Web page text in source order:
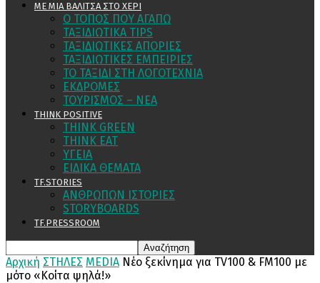
ΜΕ ΜΙΑ ΒΑΛΙΤΣΑ ΣΤΟ ΧΕΡΙ
Ο ΤΟΠΟΣ ΠΟΥ ΑΓΑΠΩ
ΤΑΞΙΔΙΩΤΙΚΑ TIPS
ΤΑΞΙΔΙΩΤΙΚΕΣ ΑΠΟΡΙΕΣ
ΤΑΞΙΔΙΩΤΙΚΕΣ ΕΜΠΕΙΡΙΕΣ
ΤΟ ΤΑΞΙΔΙ ΣΤΗ ΛΟΓΟΤΕΧΝΙΑ
ΕΚΔΡΟΜΕΣ
ΤΟΥΡΙΣΜΟΣ – ΝΕΑ
THINK POSITIVE
THINK GREEN
THINK EAT
ΥΓΕΙΑ
ΕΙΔΙΚΑ ΘΕΜΑΤΑ
TF.STORIES
ΑΝΘΡΩΠΩΝ ΙΣΤΟΡΙΕΣ
STORYBOARDS
TF.PRESSROOM
Αρχική ΣΤΗΛΕΣ MEDIA Νέο ξεκίνημα για TV100 & FM100 με
μότο «Κοίτα ψηλά!»